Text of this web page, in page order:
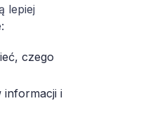
lepiej
czego
informacji i